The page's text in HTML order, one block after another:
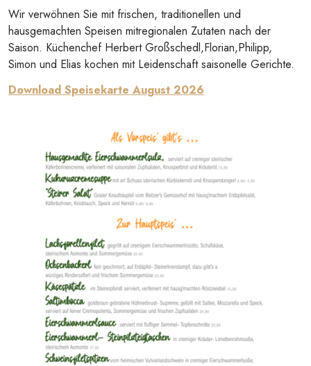
Wir verwöhnen Sie mit frischen, traditionellen und
hausgemachten Speisen mitregionalen Zutaten nach der
Saison. Küchenchef Herbert Großschedl,Florian,Philipp,
Simon und Elias kochen mit Leidenschaft saisonelle Gerichte.
Download Speisekarte August 2026